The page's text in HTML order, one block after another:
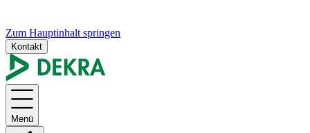
Zum Hauptinhalt springen
Kontakt
Menü